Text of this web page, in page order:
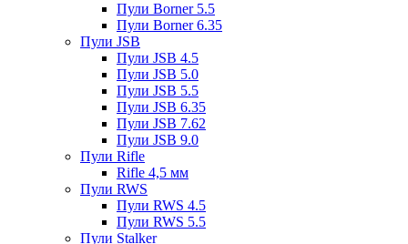
Пули Borner 5.5
Пули Borner 6.35
Пули JSB
Пули JSB 4.5
Пули JSB 5.0
Пули JSB 5.5
Пули JSB 6.35
Пули JSB 7.62
Пули JSB 9.0
Пули Rifle
Rifle 4,5 мм
Пули RWS
Пули RWS 4.5
Пули RWS 5.5
Пули Stalker